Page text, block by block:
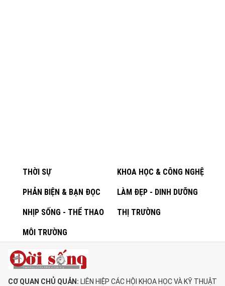
THỜI SỰ KHOA HỌC & CÔNG NGHỆ
PHẢN BIỆN & BẠN ĐỌC LÀM ĐẸP - DINH DƯỠNG
NHỊP SỐNG - THỂ THAO THỊ TRƯỜNG
MÔI TRƯỜNG
CƠ QUAN CHỦ QUẢN: LIÊN HIỆP CÁC HỘI KHOA HỌC VÀ KỸ THUẬT